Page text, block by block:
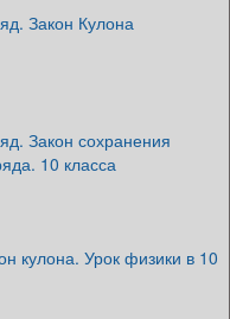
Закон Кулона
Закон сохранения
10 класса
кулона. Урок физики в 10